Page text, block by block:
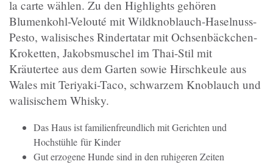
la carte wählen. Zu den Highlights gehören
Blumenkohl-Velouté mit Wildknoblauch-Haselnuss-
Pesto, walisisches Rindertatar mit Ochsenbäckchen-
Kroketten, Jakobsmuschel im Thai-Stil mit
Kräutertee aus dem Garten sowie Hirschkeule aus
Wales mit Teriyaki-Taco, schwarzem Knoblauch und
walisischem Whisky.
Das Haus ist familienfreundlich mit Gerichten und
Hochstühle für Kinder
Gut erzogene Hunde sind in den ruhigeren Zeiten